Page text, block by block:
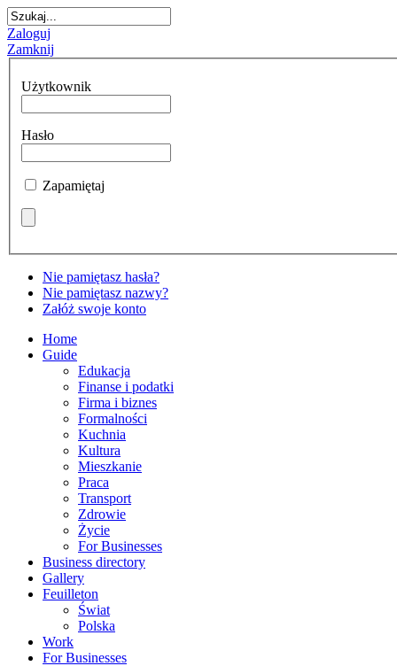
Zaloguj
Zamknij
Użytkownik
Hasło
Zapamiętaj
Nie pamiętasz hasła?
Nie pamiętasz nazwy?
Załóż swoje konto
Home
Guide
Edukacja
Finanse i podatki
Firma i biznes
Formalności
Kuchnia
Kultura
Mieszkanie
Praca
Transport
Zdrowie
Życie
For Businesses
Business directory
Gallery
Feuilleton
Świat
Polska
Work
For Businesses